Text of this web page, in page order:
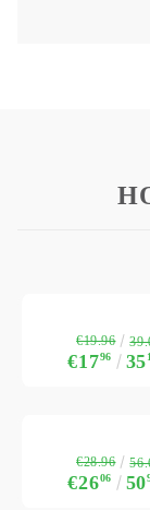
€1796 35
€19.96
€2606 50
€28.96